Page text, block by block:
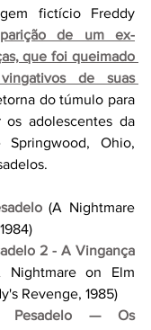
fictício Freddy
de um ex-
que foi queimado
de suas
do túmulo para
os adolescentes da
Ohio,
(A Nightmare
2 - A Vingança
on Elm
Revenge, 1985)
— Os